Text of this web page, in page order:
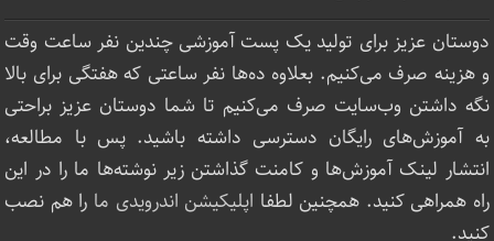
دوستان عزیز برای تولید یک پست آموزشی چندین نفر ساعت‌ وقت
و هزینه صرف می‌کنیم. بعلاوه ده‌ها نفر ساعتی که هفتگی برای بالا
نگه داشتن وب‌سایت صرف ‌می‌کنیم تا شما دوستان عزیز براحتی
به آموزش‌های رایگان دسترسی داشته باشید. پس با مطالعه،
انتشار لینک‌ آموزش‌ها و کامنت گذاشتن زیر نوشته‌‌ها ما را در این
راه همراهی کنید. همچنین لطفا اپلیکیشن اندرویدی ما را هم نصب
کنید.